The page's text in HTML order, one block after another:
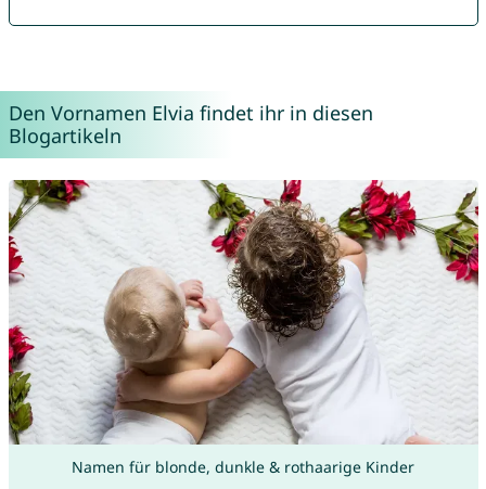
Den Vornamen Elvia findet ihr in diesen
Blogartikeln
Namen für blonde, dunkle & rothaarige Kinder